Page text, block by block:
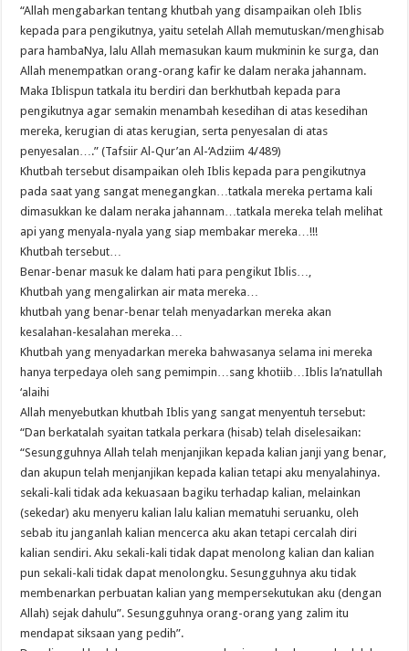
“Allah mengabarkan tentang khutbah yang disampaikan oleh Iblis
kepada para pengikutnya, yaitu setelah Allah memutuskan/menghisab
para hambaNya, lalu Allah memasukan kaum mukminin ke surga, dan
Allah menempatkan orang-orang kafir ke dalam neraka jahannam.
Maka Iblispun tatkala itu berdiri dan berkhutbah kepada para
pengikutnya agar semakin menambah kesedihan di atas kesedihan
mereka, kerugian di atas kerugian, serta penyesalan di atas
penyesalan….” (Tafsiir Al-Qur’an Al-‘Adziim 4/489)
Khutbah tersebut disampaikan oleh Iblis kepada para pengikutnya
pada saat yang sangat menegangkan…tatkala mereka pertama kali
dimasukkan ke dalam neraka jahannam…tatkala mereka telah melihat
api yang menyala-nyala yang siap membakar mereka…!!!
Khutbah tersebut…
Benar-benar masuk ke dalam hati para pengikut Iblis…,
Khutbah yang mengalirkan air mata mereka…
khutbah yang benar-benar telah menyadarkan mereka akan
kesalahan-kesalahan mereka…
Khutbah yang menyadarkan mereka bahwasanya selama ini mereka
hanya terpedaya oleh sang pemimpin…sang khotiib…Iblis la’natullah
‘alaihi
Allah menyebutkan khutbah Iblis yang sangat menyentuh tersebut:
“Dan berkatalah syaitan tatkala perkara (hisab) telah diselesaikan:
“Sesungguhnya Allah telah menjanjikan kepada kalian janji yang benar,
dan akupun telah menjanjikan kepada kalian tetapi aku menyalahinya.
sekali-kali tidak ada kekuasaan bagiku terhadap kalian, melainkan
(sekedar) aku menyeru kalian lalu kalian mematuhi seruanku, oleh
sebab itu janganlah kalian mencerca aku akan tetapi cercalah diri
kalian sendiri. Aku sekali-kali tidak dapat menolong kalian dan kalian
pun sekali-kali tidak dapat menolongku. Sesungguhnya aku tidak
membenarkan perbuatan kalian yang mempersekutukan aku (dengan
Allah) sejak dahulu”. Sesungguhnya orang-orang yang zalim itu
mendapat siksaan yang pedih”.